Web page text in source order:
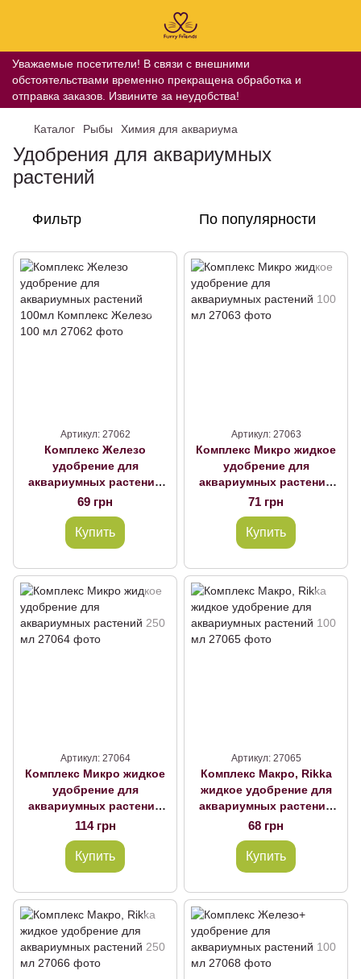
Уважаемые посетители! В связи с внешними
обстоятельствами временно прекращена обработка и
отправка заказов. Извините за неудобства!
Каталог Рыбы Химия для аквариума
Удобрения для аквариумных
растений
Фильтр По популярности
Артикул: 27062
Комплекс Железо
удобрение для
аквариумных растений
100мл Комплекс Железо
100 мл
69 грн
Купить
Артикул: 27063
Комплекс Микро жидкое
удобрение для
аквариумных растений
100 мл
71 грн
Купить
Артикул: 27064
Комплекс Микро жидкое
удобрение для
аквариумных растений
250 мл
114 грн
Купить
Артикул: 27065
Комплекс Макро, Rikka
жидкое удобрение для
аквариумных растений
100 мл
68 грн
Купить